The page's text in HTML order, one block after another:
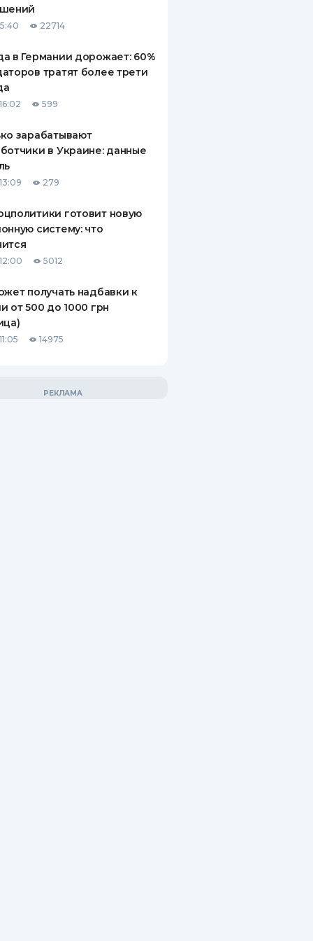
ПО
ПОЛИСЫ
КОМПАНИИ
22714
в Германии дорожает: 60%
тратят более трети
599
зарабатывают
в Украине: данные
279
готовит новую
систему: что
5012
получать надбавки к
от 500 до 1000 грн
14975